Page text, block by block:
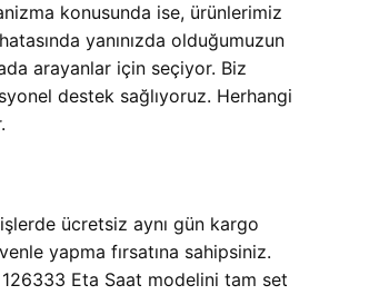
konusunda ise, ürünlerimiz
yanınızda olduğumuzun
arayanlar için seçiyor. Biz
destek sağlıyoruz. Herhangi
ücretsiz aynı gün kargo
yapma fırsatına sahipsiniz.
Eta Saat modelini tam set